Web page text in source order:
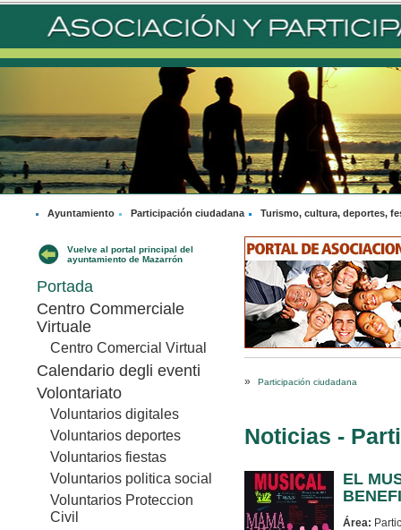
Ayuntamiento Participación ciudadana Turismo, cultura, deportes,
Vuelve al portal principal del
ayuntamiento de Mazarrón
Portada
Centro Commerciale
Virtuale
Centro Comercial Virtual
Calendario degli eventi
Volontariato
Voluntarios digitales
Voluntarios deportes
Voluntarios fiestas
Voluntarios politica social
Voluntarios Proteccion
Civil
» Participación ciudadana
Noticias -
EL
Área: